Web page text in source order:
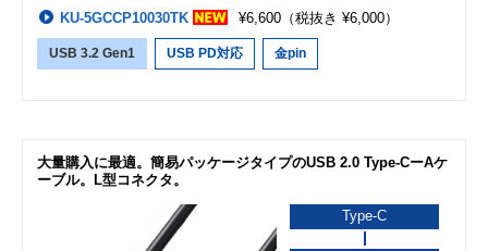
KU-5GCCP10030TK ¥6,600 （税抜き ¥6,000）
USB 3.2 Gen1 USB PD対応 金pin
大量購入に最適。簡易パッケージタイプのUSB 2.0 Type-CーAケ
ーブル。L型コネクタ。
Type-C